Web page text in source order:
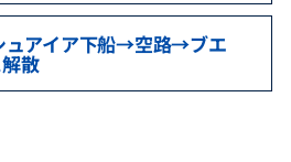
アイア下船→空路→ブエ
散